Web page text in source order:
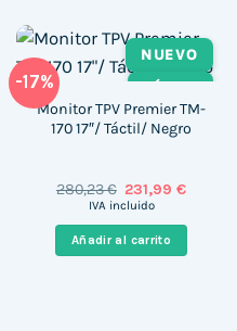
-17%
NUEVO
Monitor TPV Premier TM-
170 17″/ Táctil/ Negro
280,23€ El
precio
era:
280,23 €.
231,99€El
es:
231,99 €.
IVA incluido
Añadir al carrito